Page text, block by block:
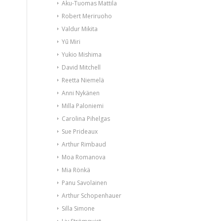
Aku-Tuomas Mattila
Robert Meriruoho
Valdur Mikita
Yū Miri
Yukio Mishima
David Mitchell
Reetta Niemelä
Anni Nykänen
Milla Paloniemi
Carolina Pihelgas
Sue Prideaux
Arthur Rimbaud
Moa Romanova
Mia Rönkä
Panu Savolainen
Arthur Schopenhauer
Silla Simone